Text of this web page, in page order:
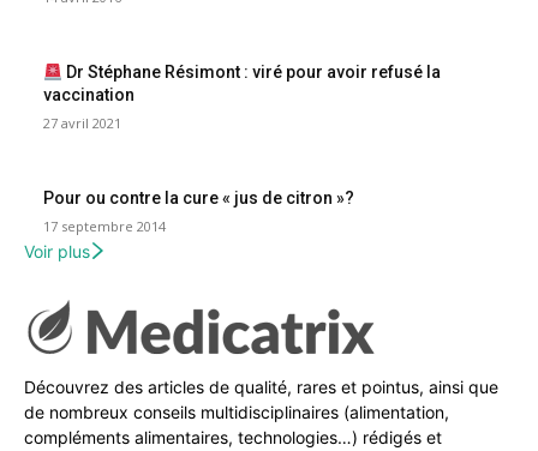
Dr Stéphane Résimont : viré pour avoir refusé la
vaccination
27 avril 2021
Pour ou contre la cure « jus de citron »?
17 septembre 2014
Voir plus
Découvrez des articles de qualité, rares et pointus, ainsi que
de nombreux conseils multidisciplinaires (alimentation,
compléments alimentaires, technologies…) rédigés et